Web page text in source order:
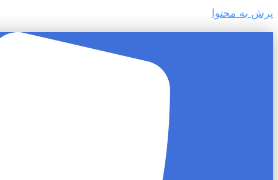
پرش به محتوا